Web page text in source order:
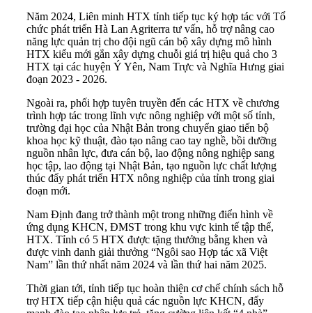
Năm 2024, Liên minh HTX tỉnh tiếp tục ký hợp tác với Tổ
chức phát triển Hà Lan Agriterra tư vấn, hỗ trợ nâng cao
năng lực quản trị cho đội ngũ cán bộ xây dựng mô hình
HTX kiểu mới gắn xây dựng chuỗi giá trị hiệu quả cho 3
HTX tại các huyện Ý Yên, Nam Trực và Nghĩa Hưng giai
đoạn 2023 - 2026.
Ngoài ra, phối hợp tuyên truyền đến các HTX về chương
trình hợp tác trong lĩnh vực nông nghiệp với một số tỉnh,
trường đại học của Nhật Bản trong chuyển giao tiến bộ
khoa học kỹ thuật, đào tạo nâng cao tay nghề, bồi dưỡng
nguồn nhân lực, đưa cán bộ, lao động nông nghiệp sang
học tập, lao động tại Nhật Bản, tạo nguồn lực chất lượng
thúc đẩy phát triển HTX nông nghiệp của tỉnh trong giai
đoạn mới.
Nam Định đang trở thành một trong những điển hình về
ứng dụng KHCN, ĐMST trong khu vực kinh tế tập thể,
HTX. Tỉnh có 5 HTX được tặng thưởng bằng khen và
được vinh danh giải thưởng “Ngôi sao Hợp tác xã Việt
Nam” lần thứ nhất năm 2024 và lần thứ hai năm 2025.
Thời gian tới, tỉnh tiếp tục hoàn thiện cơ chế chính sách hỗ
trợ HTX tiếp cận hiệu quả các nguồn lực KHCN, đẩy